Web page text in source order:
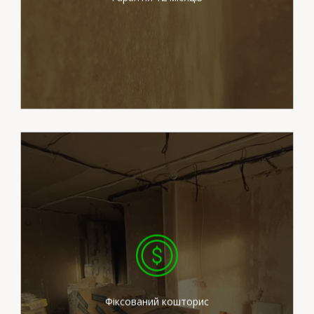
Фіксований кошторис
Вартість робіт вказана в
договорі є незмінною.